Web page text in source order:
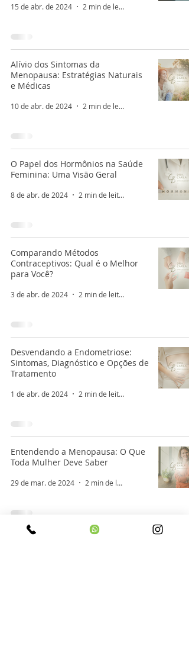
15 de abr. de 2024 2 min de leitura
Alívio dos Sintomas da
Menopausa: Estratégias Naturais
e Médicas
10 de abr. de 2024 2 min de leitura
O Papel dos Hormônios na Saúde
Feminina: Uma Visão Geral
8 de abr. de 2024 2 min de leitura
Comparando Métodos
Contraceptivos: Qual é o Melhor
para Você?
3 de abr. de 2024 2 min de leitura
Desvendando a Endometriose:
Sintomas, Diagnóstico e Opções de
Tratamento
1 de abr. de 2024 2 min de leitura
Entendendo a Menopausa: O Que
Toda Mulher Deve Saber
29 de mar. de 2024 2 min de leitura